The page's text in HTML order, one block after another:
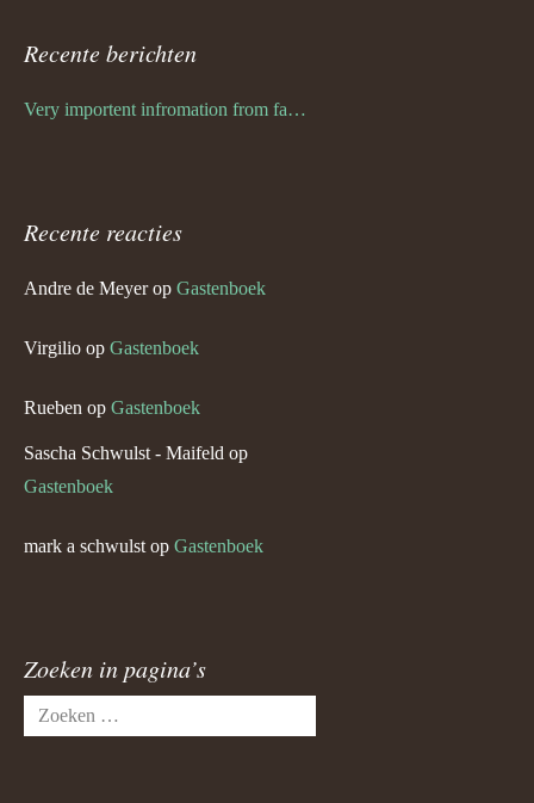
Recente berichten
Very importent infromation from family Schwulst
Recente reacties
Andre de Meyerop Gastenboek
Virgilio op Gastenboek
Rueben op Gastenboek
Sascha Schwulst - Maifeld op
Gastenboek
mark a schwulst op Gastenboek
Zoeken in pagina’s
Zoeken
naar: